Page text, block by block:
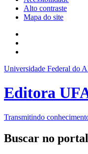
Alto contraste
Mapa do site
Universidade Federal do
Editora
Transmitindo
Buscar no portal